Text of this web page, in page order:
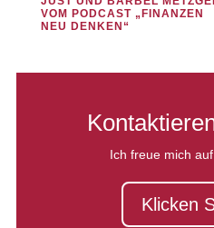
VOM PODCAST „FINANZEN
NEU DENKEN“
Ich freue mich
Klicken